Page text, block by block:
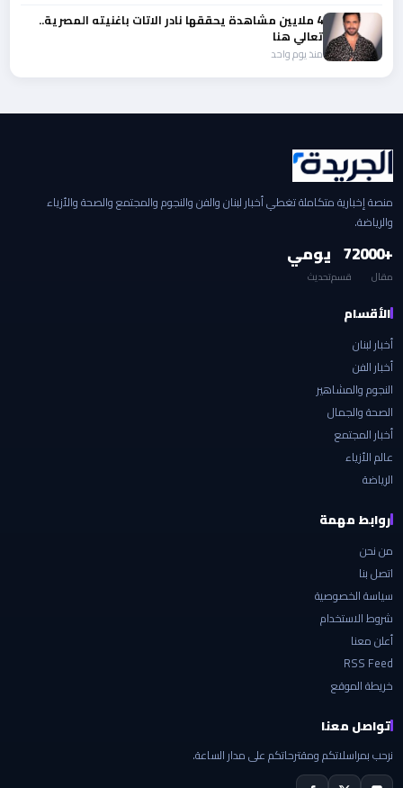
4 ملايين مشاهدة يحققها نادر الاتات باغنيته المصرية..
تعالي هنا
منذ يوم واحد
منصة إخبارية متكاملة تغطي أخبار لبنان والفن والنجوم والمجتمع والصحة والأزياء
والرياضة.
+2000
مقال
7
قسم
يومي
تحديث
الأقسام
أخبار لبنان
أخبار الفن
النجوم والمشاهير
الصحة والجمال
أخبار المجتمع
عالم الأزياء
الرياضة
روابط مهمة
من نحن
اتصل بنا
سياسة الخصوصية
شروط الاستخدام
أعلن معنا
RSS Feed
خريطة الموقع
تواصل معنا
نرحب بمراسلاتكم ومقترحاتكم على مدار الساعة.